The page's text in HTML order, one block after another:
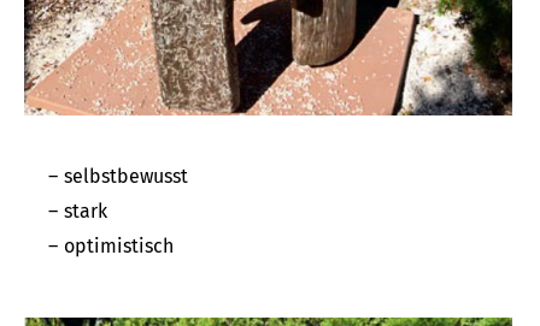
selbstbewusst
stark
optimistisch